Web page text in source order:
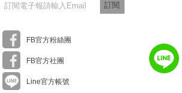
訂閱
FB官方粉絲團
FB官方社團
Line官方帳號